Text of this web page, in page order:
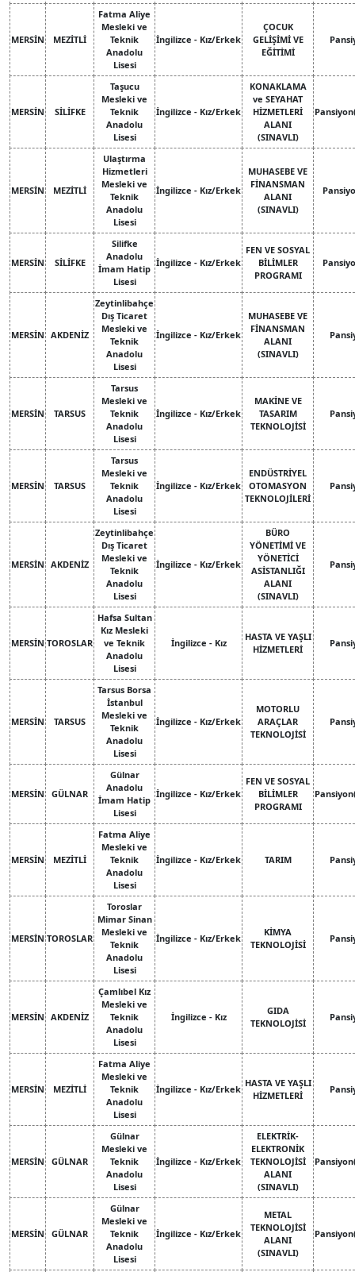
MERSİN MEZİTLİ
Fatma Aliye
Mesleki ve
Teknik
Anadolu
Lisesi
İngilizce - Kız/Erkek
ÇOCUK
GELİŞİMİ VE
EĞİTİMİ
MERSİN SİLİFKE
Taşucu
Mesleki ve
Teknik
Anadolu
Lisesi
İngilizce - Kız/Erkek
KONAKLAMA
ve SEYAHAT
HİZMETLERİ
ALANI
(SINAVLI)
MERSİN MEZİTLİ
Ulaştırma
Hizmetleri
Mesleki ve
Teknik
Anadolu
Lisesi
İngilizce - Kız/Erkek
MUHASEBE VE
FİNANSMAN
ALANI
(SINAVLI)
MERSİN SİLİFKE
Silifke
Anadolu
İmam Hatip
Lisesi
İngilizce - Kız/Erkek
FEN VE SOSYAL
BİLİMLER
PROGRAMI
MERSİN AKDENİZ
Zeytinlibahçe
Dış Ticaret
Mesleki ve
Teknik
Anadolu
Lisesi
İngilizce - Kız/Erkek
MUHASEBE VE
FİNANSMAN
ALANI
(SINAVLI)
MERSİN TARSUS
Tarsus
Mesleki ve
Teknik
Anadolu
Lisesi
İngilizce - Kız/Erkek
MAKİNE VE
TASARIM
TEKNOLOJİSİ
MERSİN TARSUS
Tarsus
Mesleki ve
Teknik
Anadolu
Lisesi
İngilizce - Kız/Erkek
ENDÜSTRİYEL
OTOMASYON
TEKNOLOJİLERİ
MERSİN AKDENİZ
Zeytinlibahçe
Dış Ticaret
Mesleki ve
Teknik
Anadolu
Lisesi
İngilizce - Kız/Erkek
BÜRO
YÖNETİMİ VE
YÖNETİCİ
ASİSTANLIĞI
ALANI
(SINAVLI)
MERSİN TOROSLAR
Hafsa Sultan
Kız Mesleki
ve Teknik
Anadolu
Lisesi
İngilizce - Kız
HASTA VE YAŞLI
HİZMETLERİ
MERSİN TARSUS
Tarsus Borsa
İstanbul
Mesleki ve
Teknik
Anadolu
Lisesi
İngilizce - Kız/Erkek
MOTORLU
ARAÇLAR
TEKNOLOJİSİ
MERSİN GÜLNAR
Gülnar
Anadolu
İmam Hatip
Lisesi
İngilizce - Kız/Erkek
FEN VE SOSYAL
BİLİMLER
PROGRAMI
MERSİN MEZİTLİ
Fatma Aliye
Mesleki ve
Teknik
Anadolu
Lisesi
İngilizce - Kız/Erkek TARIM
MERSİN TOROSLAR
Toroslar
Mimar Sinan
Mesleki ve
Teknik
Anadolu
Lisesi
İngilizce - Kız/Erkek
KİMYA
TEKNOLOJİSİ
MERSİN AKDENİZ
Çamlıbel Kız
Mesleki ve
Teknik
Anadolu
Lisesi
İngilizce - Kız
GIDA
TEKNOLOJİSİ
MERSİN MEZİTLİ
Fatma Aliye
Mesleki ve
Teknik
Anadolu
Lisesi
İngilizce - Kız/Erkek
HASTA VE YAŞLI
HİZMETLERİ
MERSİN GÜLNAR
Gülnar
Mesleki ve
Teknik
Anadolu
Lisesi
İngilizce - Kız/Erkek
ELEKTRİK-
ELEKTRONİK
TEKNOLOJİSİ
ALANI
(SINAVLI)
MERSİN GÜLNAR
Gülnar
Mesleki ve
Teknik
Anadolu
Lisesi
İngilizce - Kız/Erkek
METAL
TEKNOLOJİSİ
ALANI
(SINAVLI)